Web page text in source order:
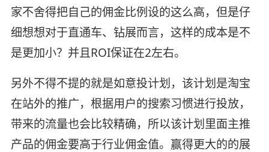
家不舍得把自己的佣金比例设的这么高，但是仔
细想想对于直通车、钻展而言，这样的成本是不
是更加小？并且ROI保证在2左右。
另外不得不提的就是如意投计划，该计划是淘宝
在站外的推广，根据用户的搜索习惯进行投放，
带来的流量也会比较精确，所以该计划里面主推
产品的佣金要高于行业佣金值。赢得更大的的展